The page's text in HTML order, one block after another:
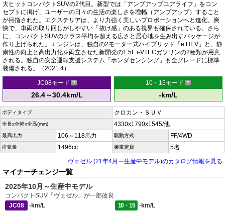
大ヒットコンパクトSUVの2代目。新型では「アンプアップユアライフ」をコン
セプトに掲げ、ユーザーの日々の生活の楽しさを増幅（アンプアップ）すること
が目指された。エクステリアは、より力強く美しいプロポーションへと進化。爽
快で、車両の取り回しがしやすい「抜け感」のある視界も確保されている。さら
に、コンパクトSUVのクラス平均を超える広さと居心地を生み出すパッケージが
作り上げられた。エンジンは、独自の2モーター式ハイブリッド「e:HEV」と、静
粛性の向上と高出力化を両立させた新開発の1.5L i-VTECガソリンの2種類が用意
される。独自の安全運転支援システム「ホンダセンシング」も全グレードに標準
装備される。（2021.4）
JC08モード
26.4～30.4km/L
10・15モード
-km/L
ボディタイプ クロカン・ＳＵＶ
全長x全幅x全高(mm) 4330x1790x1545/他
最高出力 106～118馬力 駆動方式 FF/4WD
排気量 1496cc 乗車定員
5名
ヴェゼル (21年4月～生産中モデル)のカタログ情報を見る
マイナーチェンジ一覧
2025年10月～生産中モデル
コンパクトSUV「ヴェゼル」が一部改良
JC08
-km/L 10・15 -km/L